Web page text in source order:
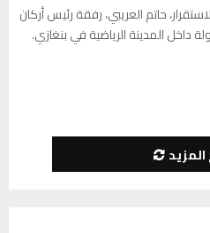
حاتم العريبي، رفقة رئيس أركان
داخل المدينة الرياضية في بنغازي.